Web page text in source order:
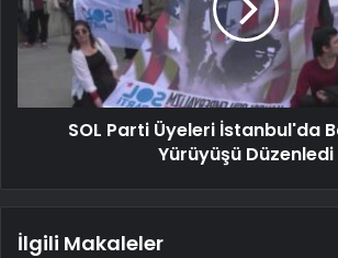
SOL Parti Üyeleri İstanbul'da
Yürüyüşü Düzenledi
İlgili Makaleler